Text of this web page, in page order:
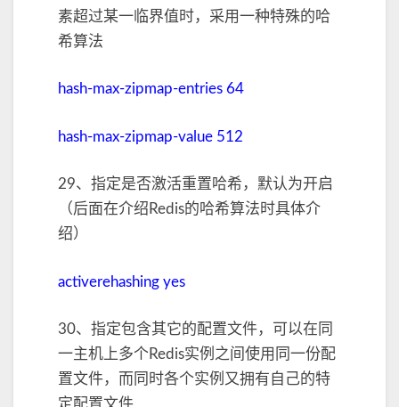
素超过某一临界值时，采用一种特殊的哈
希算法
hash-max-zipmap-entries 64
hash-max-zipmap-value 512
29、指定是否激活重置哈希，默认为开启
（后面在介绍Redis的哈希算法时具体介
绍）
activerehashing yes
30、指定包含其它的配置文件，可以在同
一主机上多个Redis实例之间使用同一份配
置文件，而同时各个实例又拥有自己的特
定配置文件